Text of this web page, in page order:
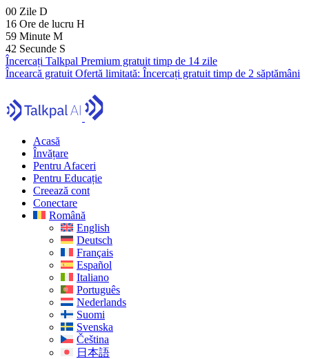
00 Zile D
16 Ore de lucru H
59 Minute M
41 Secunde S
Încercați Talkpal Premium gratuit timp de 14 zile
Încearcă gratuit Ofertă limitată: Încercați gratuit timp de 2 săptămâni
Acasă
Învățare
Pentru Afaceri
Pentru Educație
Creează cont
Conectare
Română
English
Deutsch
Français
Español
Italiano
Português
Nederlands
Suomi
Svenska
Čeština
日本語